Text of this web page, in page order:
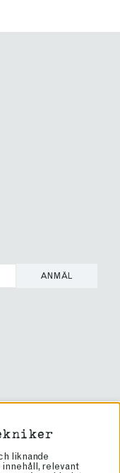
ANMÄL
liknande
relevant